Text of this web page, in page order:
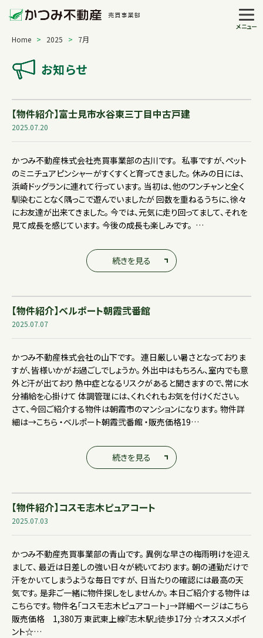
メニュー
Home > 2025 > 7月
お知らせ
【物件紹介】富士見市水谷東三丁目中古戸建
2025.07.20
かつみ不動産株式会社売買事業部の古川です。 私事ですが、ペット
のミニチュアピンシャーがすくすくと育ってきました。 休みの日には、
浜崎ドッグランに連れて行っています。 当初は、他のワンチャンと全く
馴染むことなく隅っこで遊んでいましたが 回数を重ねるうちに、徐々
にお友達が出来てきました。 今では、元気に走り回ってまして、それを
見て成長を感じています。 今後の成長も楽しみです。 …
続きを見る
【物件紹介】ベルポート朝霞弐番館
2025.07.07
かつみ不動産株式会社の山下です。 連日厳しい暑さとなっておりま
すが、皆様いかがお過ごしでしょうか。 外出中はもちろん、室内でも意
外と汗が出ており 熱中症となるリスクがあると聞きますので、常に水
分補給を心掛けて 体調管理には、くれぐれもお気を付けください。
さて、今回ご紹介する物件は朝霞市のマンションになります。 物件詳
細は→こちら ・ベルポート朝霞弐番館 ・販売価格19…
続きを見る
【物件紹介】コスモ志木ピュアコート
2025.07.03
かつみ不動産売買事業部の青山です。 異例な早さの梅雨明けを迎え
まして、 最近は日差しの強い日々が続いております。 朝の通勤だけで
汗をかいてしまうような毎日ですが、 日当たりの確認には最高の天
気です。 是非ご一緒に物件探しをしませんか。 本日ご紹介する物件は
こちらです。 物件名「コスモ志木ピュアコート」→詳細ページはこちら
販売価格 1,380万 東武東上線『志木駅』徒歩17分 ☆オススメポイ
ント☆…